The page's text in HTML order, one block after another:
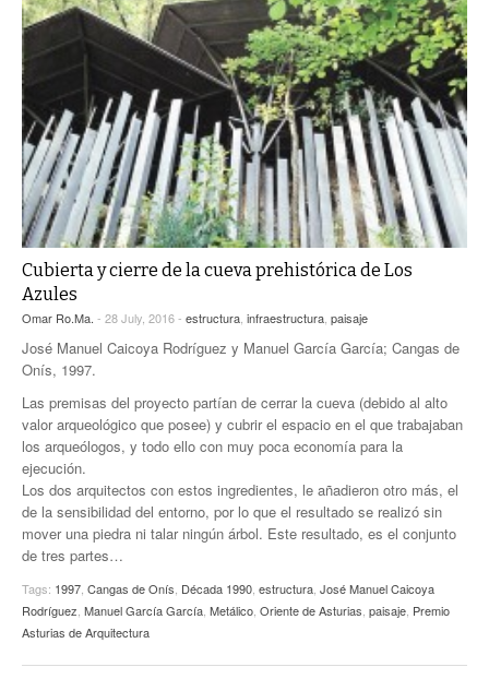
Cubierta y cierre de la cueva prehistórica de Los
Azules
Omar Ro.Ma. - 28 July, 2016 - estructura infraestructura paisaje
José Manuel Caicoya Rodríguez y Manuel García García; Cangas de
Onís, 1997.
Las premisas del proyecto partían de cerrar la cueva (debido al alto
valor arqueológico que posee) y cubrir el espacio en el que trabajaban
los arqueólogos, y todo ello con muy poca economía para la
ejecución.
Los dos arquitectos con estos ingredientes, le añadieron otro más, el
de la sensibilidad del entorno, por lo que el resultado se realizó sin
mover una piedra ni talar ningún árbol. Este resultado, es el conjunto
de tres partes…
Tags: 1997 Cangas de Onís Década 1990 estructura José Manuel Caicoya
Rodríguez Manuel García García Metálico Oriente de Asturias paisaje Premio
Asturias de Arquitectura